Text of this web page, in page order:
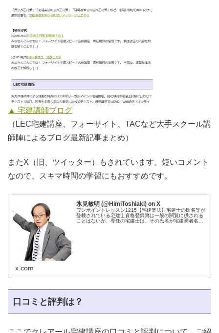
▲ 宅建講師ブログ
（LEC宅建講座、フォーサイト、TACなど大手スクール講
師陣によるブログ最新記事まとめ）
またX（旧、ツイッター）もされています。短いコメント
なので、スキマ時間の学習にもおすすめです。
氷見敏明 (@HimiToshiaki) on X
ワンポイントレッスン1215【宅建業法】宅建士の氏名等が
登載されている宅建士資格登録簿は一般の閲覧に供される
ことはないが、専任の宅建士は、その氏名が宅建業者名簿
x.com
口コミと評判は？